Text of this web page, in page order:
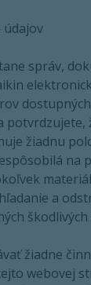
údajov
správ,
potvrdzujete,
žiadnu
na
a
žiadne
webovej